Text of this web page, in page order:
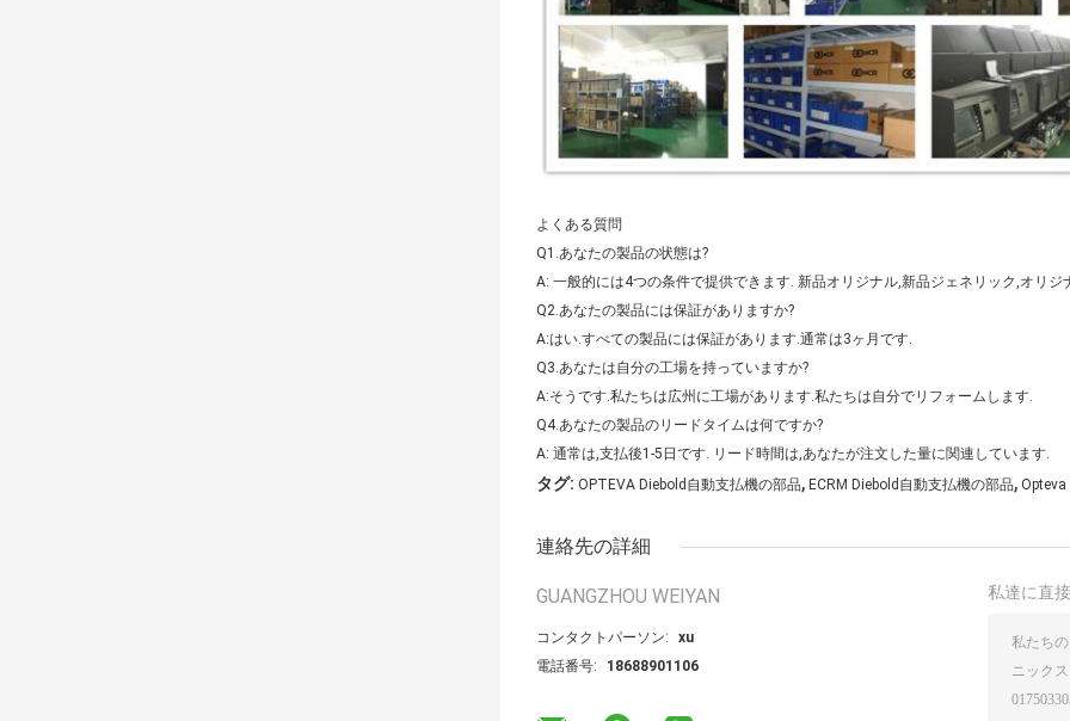
よくある質問
Q1.あなたの製品の状態は?
A: 一般的には4つの条件で提供できます. 新品オリジナル,新品ジェネリック,オリ
Q2.あなたの製品には保証がありますか?
A:はい.すべての製品には保証があります.通常は3ヶ月です.
Q3.あなたは自分の工場を持っていますか?
A:そうです.私たちは広州に工場があります.私たちは自分でリフォームします.
Q4.あなたの製品のリードタイムは何ですか?
A: 通常は,支払後1-5日です. リード時間は,あなたが注文した量に関連しています.
タグ: OPTEVA Diebold自動支払機の部品, ECRM Diebold自動支払機の部品,
連絡先の詳細
GUANGZHOU WEIYAN
コンタクトパーソン:
xu
電話番号:
18688901106
私達に直